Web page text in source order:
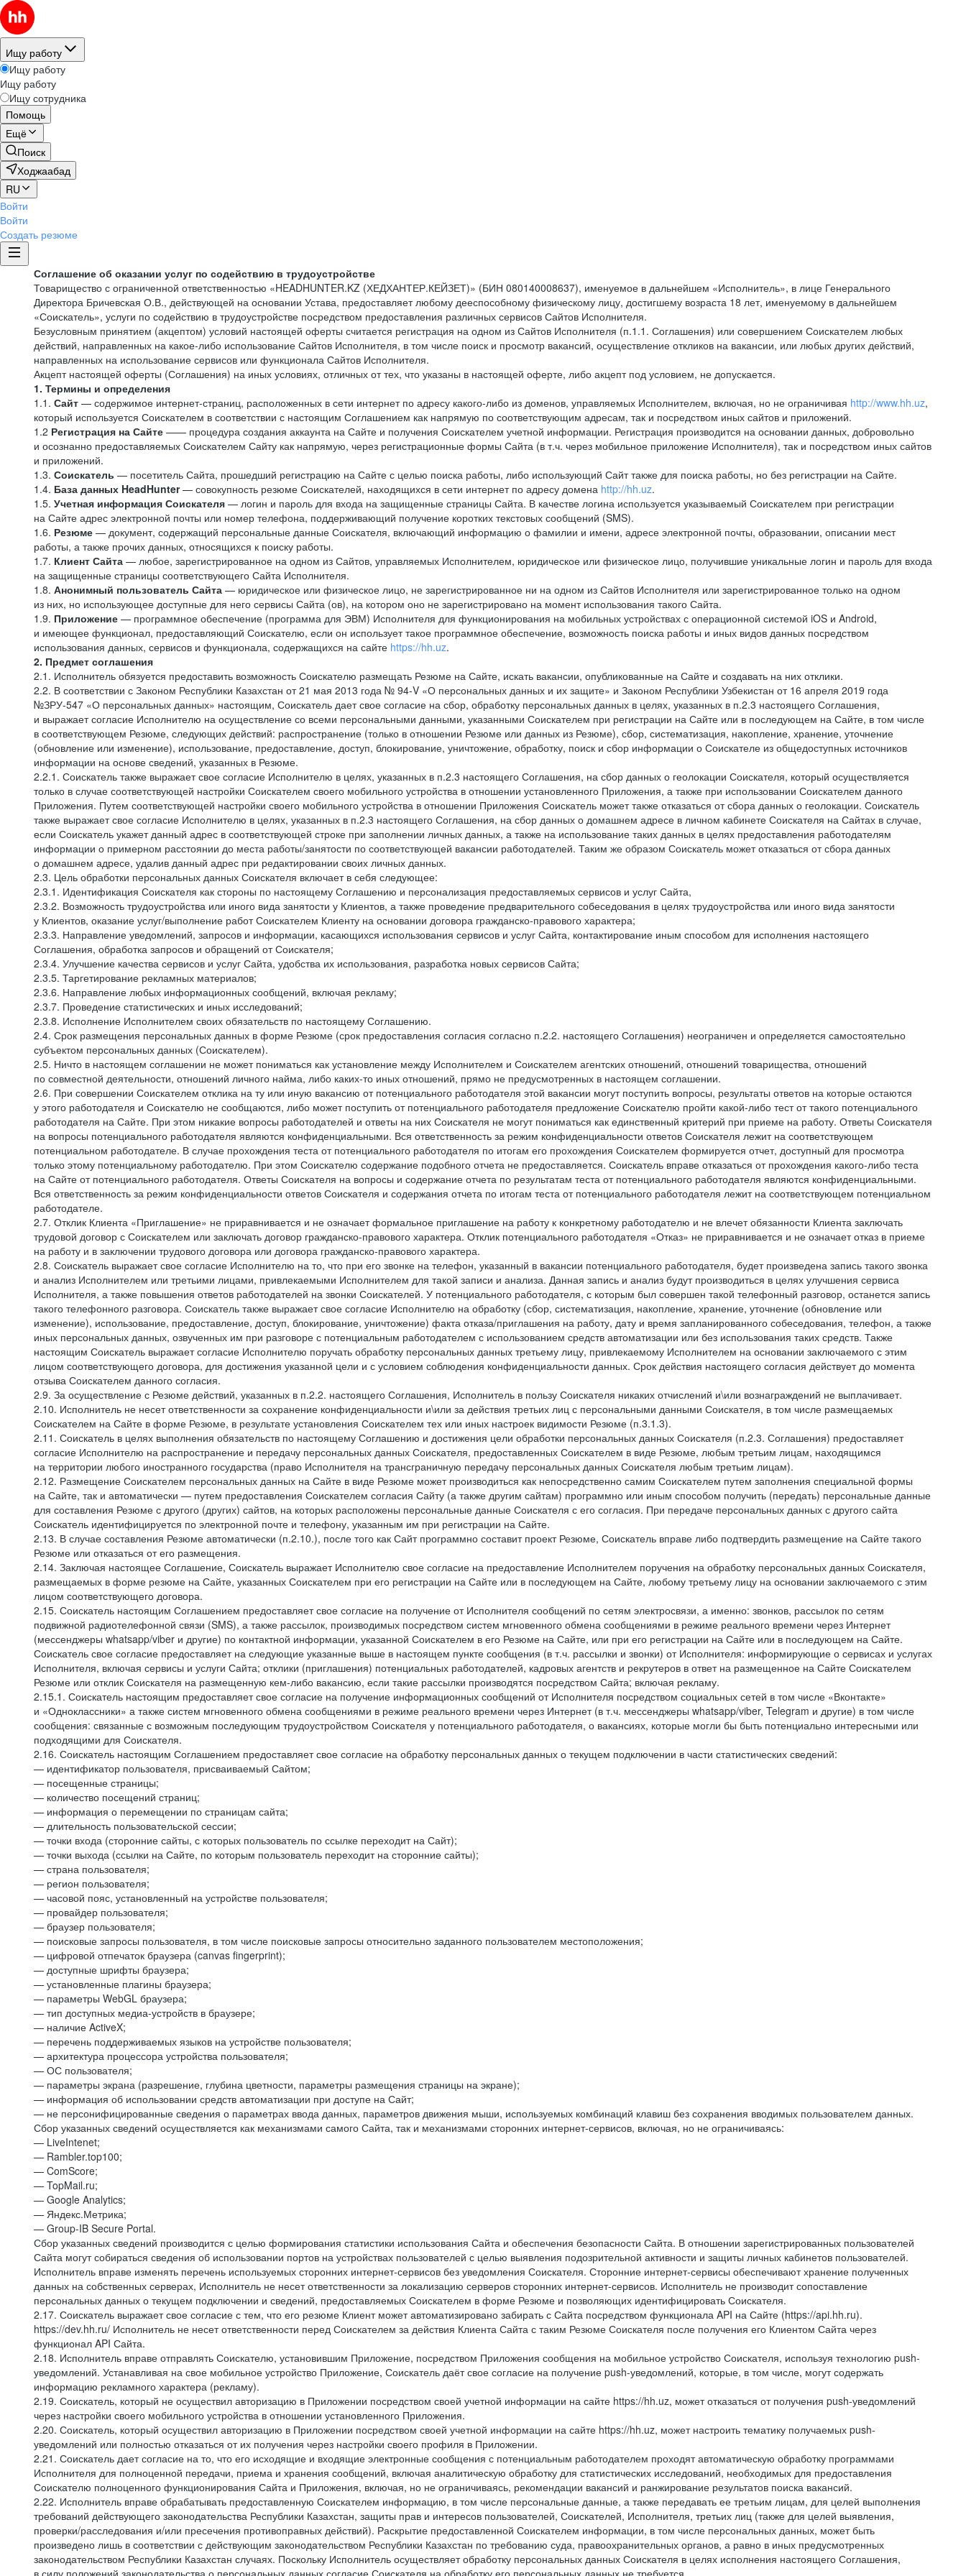
Ищу работу
Ищу работу
Ищу работу
Ищу сотрудника
Помощь
Ещё
Поиск
Ходжаабад
RU
Войти
Войти
Создать резюме
Соглашение об оказании услуг по содействию в трудоустройстве
Товарищество с ограниченной ответственностью «HEADHUNTER.KZ (ХЕДХАНТЕР.КЕЙЗЕТ)» (БИН 080140008637), именуемое в дальнейшем «Исполнитель», в лице Генерального
Директора Бричевская О.В., действующей на основании Устава, предоставляет любому дееспособному физическому лицу, достигшему возраста 18 лет, именуемому в дальнейшем
«Соискатель», услуги по содействию в трудоустройстве посредством предоставления различных сервисов Сайтов Исполнителя.
Безусловным принятием (акцептом) условий настоящей оферты считается регистрация на одном из Сайтов Исполнителя (п.1.1. Соглашения) или совершением Соискателем любых
действий, направленных на какое-либо использование Сайтов Исполнителя, в том числе поиск и просмотр вакансий, осуществление откликов на вакансии, или любых других действий,
направленных на использование сервисов или функционала Сайтов Исполнителя.
Акцепт настоящей оферты (Соглашения) на иных условиях, отличных от тех, что указаны в настоящей оферте, либо акцепт под условием, не допускается.
1. Термины и определения
1.1. Сайт — содержимое интернет-страниц, расположенных в сети интернет по адресу какого-либо из доменов, управляемых Исполнителем, включая, но не ограничивая http://www.hh.uz,
который используется Соискателем в соответствии с настоящим Соглашением как напрямую по соответствующим адресам, так и посредством иных сайтов и приложений.
1.2 Регистрация на Сайте —— процедура создания аккаунта на Сайте и получения Соискателем учетной информации. Регистрация производится на основании данных, добровольно
и осознанно предоставляемых Соискателем Сайту как напрямую, через регистрационные формы Сайта (в т.ч. через мобильное приложение Исполнителя), так и посредством иных сайтов
и приложений.
1.3. Соискатель — посетитель Сайта, прошедший регистрацию на Сайте с целью поиска работы, либо использующий Сайт также для поиска работы, но без регистрации на Сайте.
1.4. База данных HeadHunter— совокупность резюме Соискателей, находящихся в сети интернет по адресу домена http://hh.uz.
1.5. Учетная информация Соискателя — логин и пароль для входа на защищенные страницы Сайта. В качестве логина используется указываемый Соискателем при регистрации
на Сайте адрес электронной почты или номер телефона, поддерживающий получение коротких текстовых сообщений (SMS).
1.6. Резюме — документ, содержащий персональные данные Соискателя, включающий информацию о фамилии и имени, адресе электронной почты, образовании, описании мест
работы, а также прочих данных, относящихся к поиску работы.
1.7. Клиент Сайта — любое, зарегистрированное на одном из Сайтов, управляемых Исполнителем, юридическое или физическое лицо, получившие уникальные логин и пароль для входа
на защищенные страницы соответствующего Сайта Исполнителя.
1.8. Анонимный пользователь Сайта — юридическое или физическое лицо, не зарегистрированное ни на одном из Сайтов Исполнителя или зарегистрированное только на одном
из них, но использующее доступные для него сервисы Сайта (ов), на котором оно не зарегистрировано на момент использования такого Сайта.
1.9. Приложение — программное обеспечение (программа для ЭВМ) Исполнителя для функционирования на мобильных устройствах с операционной системой iOS и Android,
и имеющее функционал, предоставляющий Соискателю, если он использует такое программное обеспечение, возможность поиска работы и иных видов данных посредством
использования данных, сервисов и функционала, содержащихся на сайте https://hh.uz.
2. Предмет соглашения
2.1. Исполнитель обязуется предоставить возможность Соискателю размещать Резюме на Сайте, искать вакансии, опубликованные на Сайте и создавать на них отклики.
2.2. В соответствии с Законом Республики Казахстан от 21 мая 2013 года № 94-V «О персональных данных и их защите» и Законом Республики Узбекистан от 16 апреля 2019 года
№ЗРУ-547 «О персональных данных» настоящим, Соискатель дает свое согласие на сбор, обработку персональных данных в целях, указанных в п.2.3 настоящего Соглашения,
и выражает согласие Исполнителю на осуществление со всеми персональными данными, указанными Соискателем при регистрации на Сайте или в последующем на Сайте, в том числе
в соответствующем Резюме, следующих действий: распространение (только в отношении Резюме или данных из Резюме), сбор, систематизация, накопление, хранение, уточнение
(обновление или изменение), использование, предоставление, доступ, блокирование, уничтожение, обработку, поиск и сбор информации о Соискателе из общедоступных источников
информации на основе сведений, указанных в Резюме.
2.2.1. Соискатель также выражает свое согласие Исполнителю в целях, указанных в п.2.3 настоящего Соглашения, на сбор данных о геолокации Соискателя, который осуществляется
только в случае соответствующей настройки Соискателем своего мобильного устройства в отношении установленного Приложения, а также при использовании Соискателем данного
Приложения. Путем соответствующей настройки своего мобильного устройства в отношении Приложения Соискатель может также отказаться от сбора данных о геолокации. Соискатель
также выражает свое согласие Исполнителю в целях, указанных в п.2.3 настоящего Соглашения, на сбор данных о домашнем адресе в личном кабинете Соискателя на Сайтах в случае,
если Соискатель укажет данный адрес в соответствующей строке при заполнении личных данных, а также на использование таких данных в целях предоставления работодателям
информации о примерном расстоянии до места работы/занятости по соответствующей вакансии работодателей. Таким же образом Соискатель может отказаться от сбора данных
о домашнем адресе, удалив данный адрес при редактировании своих личных данных.
2.3. Цель обработки персональных данных Соискателя включает в себя следующее:
2.3.1. Идентификация Соискателя как стороны по настоящему Соглашению и персонализация предоставляемых сервисов и услуг Сайта,
2.3.2. Возможность трудоустройства или иного вида занятости у Клиентов, а также проведение предварительного собеседования в целях трудоустройства или иного вида занятости
у Клиентов, оказание услуг/выполнение работ Соискателем Клиенту на основании договора гражданско-правового характера;
2.3.3. Направление уведомлений, запросов и информации, касающихся использования сервисов и услуг Сайта, контактирование иным способом для исполнения настоящего
Соглашения, обработка запросов и обращений от Соискателя;
2.3.4. Улучшение качества сервисов и услуг Сайта, удобства их использования, разработка новых сервисов Сайта;
2.3.5. Таргетирование рекламных материалов;
2.3.6. Направление любых информационных сообщений, включая рекламу;
2.3.7. Проведение статистических и иных исследований;
2.3.8. Исполнение Исполнителем своих обязательств по настоящему Соглашению.
2.4. Срок размещения персональных данных в форме Резюме (срок предоставления согласия согласно п.2.2. настоящего Соглашения) неограничен и определяется самостоятельно
субъектом персональных данных (Соискателем).
2.5. Ничто в настоящем соглашении не может пониматься как установление между Исполнителем и Соискателем агентских отношений, отношений товарищества, отношений
по совместной деятельности, отношений личного найма, либо каких-то иных отношений, прямо не предусмотренных в настоящем соглашении.
2.6. При совершении Соискателем отклика на ту или иную вакансию от потенциального работодателя этой вакансии могут поступить вопросы, результаты ответов на которые остаются
у этого работодателя и Соискателю не сообщаются, либо может поступить от потенциального работодателя предложение Соискателю пройти какой-либо тест от такого потенциального
работодателя на Сайте. При этом никакие вопросы работодателей и ответы на них Соискателя не могут пониматься как единственный критерий при приеме на работу. Ответы Соискателя
на вопросы потенциального работодателя являются конфиденциальными. Вся ответственность за режим конфиденциальности ответов Соискателя лежит на соответствующем
потенциальном работодателе. В случае прохождения теста от потенциального работодателя по итогам его прохождения Соискателем формируется отчет, доступный для просмотра
только этому потенциальному работодателю. При этом Соискателю содержание подобного отчета не предоставляется. Соискатель вправе отказаться от прохождения какого-либо теста
на Сайте от потенциального работодателя. Ответы Соискателя на вопросы и содержание отчета по результатам теста от потенциального работодателя являются конфиденциальными.
Вся ответственность за режим конфиденциальности ответов Соискателя и содержания отчета по итогам теста от потенциального работодателя лежит на соответствующем потенциальном
работодателе.
2.7. Отклик Клиента «Приглашение» не приравнивается и не означает формальное приглашение на работу к конкретному работодателю и не влечет обязанности Клиента заключать
трудовой договор с Соискателем или заключать договор гражданско-правового характера. Отклик потенциального работодателя «Отказ» не приравнивается и не означает отказ в приеме
на работу и в заключении трудового договора или договора гражданско-правового характера.
2.8. Соискатель выражает свое согласие Исполнителю на то, что при его звонке на телефон, указанный в вакансии потенциального работодателя, будет произведена запись такого звонка
и анализ Исполнителем или третьими лицами, привлекаемыми Исполнителем для такой записи и анализа. Данная запись и анализ будут производиться в целях улучшения сервиса
Исполнителя, а также повышения ответов работодателей на звонки Соискателей. У потенциального работодателя, с которым был совершен такой телефонный разговор, останется запись
такого телефонного разговора. Соискатель также выражает свое согласие Исполнителю на обработку (сбор, систематизация, накопление, хранение, уточнение (обновление или
изменение), использование, предоставление, доступ, блокирование, уничтожение) факта отказа/приглашения на работу, дату и время запланированного собеседования, телефон, а также
иных персональных данных, озвученных им при разговоре с потенциальным работодателем с использованием средств автоматизации или без использования таких средств. Также
настоящим Соискатель выражает согласие Исполнителю поручать обработку персональных данных третьему лицу, привлекаемому Исполнителем на основании заключаемого с этим
лицом соответствующего договора, для достижения указанной цели и с условием соблюдения конфиденциальности данных. Срок действия настоящего согласия действует до момента
отзыва Соискателем данного согласия.
2.9. За осуществление с Резюме действий, указанных в п.2.2. настоящего Соглашения, Исполнитель в пользу Соискателя никаких отчислений и\или вознаграждений не выплачивает.
2.10. Исполнитель не несет ответственности за сохранение конфиденциальности и\или за действия третьих лиц с персональными данными Соискателя, в том числе размещаемых
Соискателем на Сайте в форме Резюме, в результате установления Соискателем тех или иных настроек видимости Резюме (п.3.1.3).
2.11. Соискатель в целях выполнения обязательств по настоящему Соглашению и достижения цели обработки персональных данных Соискателя (п.2.3. Соглашения) предоставляет
согласие Исполнителю на распространение и передачу персональных данных Соискателя, предоставленных Соискателем в виде Резюме, любым третьим лицам, находящимся
на территории любого иностранного государства (право Исполнителя на трансграничную передачу персональных данных Соискателя любым третьим лицам).
2.12. Размещение Соискателем персональных данных на Сайте в виде Резюме может производиться как непосредственно самим Соискателем путем заполнения специальной формы
на Сайте, так и автоматически — путем предоставления Соискателем согласия Сайту (а также другим сайтам) программно или иным способом получить (передать) персональные данные
для составления Резюме с другого (других) сайтов, на которых расположены персональные данные Соискателя с его согласия. При передаче персональных данных с другого сайта
Соискатель идентифицируется по электронной почте и телефону, указанным им при регистрации на Сайте.
2.13. В случае составления Резюме автоматически (п.2.10.), после того как Сайт программно составит проект Резюме, Соискатель вправе либо подтвердить размещение на Сайте такого
Резюме или отказаться от его размещения.
2.14. Заключая настоящее Соглашение, Соискатель выражает Исполнителю свое согласие на предоставление Исполнителем поручения на обработку персональных данных Соискателя,
размещаемых в форме резюме на Сайте, указанных Соискателем при его регистрации на Сайте или в последующем на Сайте, любому третьему лицу на основании заключаемого с этим
лицом соответствующего договора.
2.15. Соискатель настоящим Соглашением предоставляет свое согласие на получение от Исполнителя сообщений по сетям электросвязи, а именно: звонков, рассылок по сетям
подвижной радиотелефонной связи (SMS), а также рассылок, производимых посредством систем мгновенного обмена сообщениями в режиме реального времени через Интернет
(мессенджеры whatsapp/viber и другие) по контактной информации, указанной Соискателем в его Резюме на Сайте, или при его регистрации на Сайте или в последующем на Сайте.
Соискатель свое согласие предоставляет на следующие указанные выше в настоящем пункте сообщения (в т.ч. рассылки и звонки) от Исполнителя: информирующие о сервисах и услугах
Исполнителя, включая сервисы и услуги Сайта; отклики (приглашения) потенциальных работодателей, кадровых агентств и рекрутеров в ответ на размещенное на Сайте Соискателем
Резюме или отклик Соискателя на размещенную кем-либо вакансию, если такие рассылки производятся посредством Сайта; включая рекламу.
2.15.1. Соискатель настоящим предоставляет свое согласие на получение информационных сообщений от Исполнителя посредством социальных сетей в том числе «Вконтакте»
и «Одноклассники» а также систем мгновенного обмена сообщениями в режиме реального времени через Интернет (в т.ч. мессенджеры whatsapp/viber, Telegram и другие) в том числе
сообщения: связанные с возможным последующим трудоустройством Соискателя у потенциального работодателя, о вакансиях, которые могли бы быть потенциально интересными или
подходящими для Соискателя.
2.16. Соискатель настоящим Соглашением предоставляет свое согласие на обработку персональных данных о текущем подключении в части статистических сведений:
— идентификатор пользователя, присваиваемый Сайтом;
— посещенные страницы;
— количество посещений страниц;
— информация о перемещении по страницам сайта;
— длительность пользовательской сессии;
— точки входа (сторонние сайты, с которых пользователь по ссылке переходит на Сайт);
— точки выхода (ссылки на Сайте, по которым пользователь переходит на сторонние сайты);
— страна пользователя;
— регион пользователя;
— часовой пояс, установленный на устройстве пользователя;
— провайдер пользователя;
— браузер пользователя;
— поисковые запросы пользователя, в том числе поисковые запросы относительно заданного пользователем местоположения;
— цифровой отпечаток браузера (canvas fingerprint);
— доступные шрифты браузера;
— установленные плагины браузера;
— параметры WebGL браузера;
— тип доступных медиа-устройств в браузере;
— наличие ActiveX;
— перечень поддерживаемых языков на устройстве пользователя;
— архитектура процессора устройства пользователя;
— ОС пользователя;
— параметры экрана (разрешение, глубина цветности, параметры размещения страницы на экране);
— информация об использовании средств автоматизации при доступе на Сайт;
— не персонифицированные сведения о параметрах ввода данных, параметров движения мыши, используемых комбинаций клавиш без сохранения вводимых пользователем данных.
Сбор указанных сведений осуществляется как механизмами самого Сайта, так и механизмами сторонних интернет-сервисов, включая, но не ограничиваясь:
— LiveIntenet;
— Rambler.top100;
— ComScore;
— TopMail.ru;
— Google Analytics;
— Яндекс.Метрика;
— Group-IB Secure Portal.
Сбор указанных сведений производится с целью формирования статистики использования Сайта и обеспечения безопасности Сайта. В отношении зарегистрированных пользователей
Сайта могут собираться сведения об использовании портов на устройствах пользователей с целью выявления подозрительной активности и защиты личных кабинетов пользователей.
Исполнитель вправе изменять перечень используемых сторонних интернет-сервисов без уведомления Соискателя. Сторонние интернет-сервисы обеспечивают хранение полученных
данных на собственных серверах, Исполнитель не несет ответственности за локализацию серверов сторонних интернет-сервисов. Исполнитель не производит сопоставление
персональных данных о текущем подключении и сведений, предоставляемых Соискателем в форме Резюме и позволяющих идентифицировать Соискателя.
2.17. Соискатель выражает свое согласие с тем, что его резюме Клиент может автоматизировано забирать с Сайта посредством функционала API на Сайте (https://api.hh.ru).
https://dev.hh.ru/ Исполнитель не несет ответственности перед Соискателем за действия Клиента Сайта с таким Резюме Соискателя после получения его Клиентом Сайта через
функционал API Сайта.
2.18. Исполнитель вправе отправлять Соискателю, установившим Приложение, посредством Приложения сообщения на мобильное устройство Соискателя, используя технологию push-
уведомлений. Устанавливая на свое мобильное устройство Приложение, Соискатель даёт свое согласие на получение push-уведомлений, которые, в том числе, могут содержать
информацию рекламного характера (рекламу).
2.19. Соискатель, который не осуществил авторизацию в Приложении посредством своей учетной информации на сайте https://hh.uz, может отказаться от получения push-уведомлений
через настройки своего мобильного устройства в отношении установленного Приложения.
2.20. Соискатель, который осуществил авторизацию в Приложении посредством своей учетной информации на сайте https://hh.uz, может настроить тематику получаемых push-
уведомлений или полностью отказаться от их получения через настройки своего профиля в Приложении.
2.21. Соискатель дает согласие на то, что его исходящие и входящие электронные сообщения с потенциальным работодателем проходят автоматическую обработку программами
Исполнителя для полноценной передачи, приема и хранения сообщений, включая аналитическую обработку для статистических исследований, необходимых для предоставления
Соискателю полноценного функционирования Сайта и Приложения, включая, но не ограничиваясь, рекомендации вакансий и ранжирование результатов поиска вакансий.
2.22. Исполнитель вправе обрабатывать предоставленную Соискателем информацию, в том числе персональные данные, а также передавать ее третьим лицам, для целей выполнения
требований действующего законодательства Республики Казахстан, защиты прав и интересов пользователей, Соискателей, Исполнителя, третьих лиц (также для целей выявления,
проверки/расследования и/или пресечения противоправных действий). Раскрытие предоставленной Соискателем информации, в том числе персональных данных, может быть
произведено лишь в соответствии с действующим законодательством Республики Казахстан по требованию суда, правоохранительных органов, а равно в иных предусмотренных
законодательством Республики Казахстан случаях. Поскольку Исполнитель осуществляет обработку персональных данных Соискателя в целях исполнения настоящего Соглашения,
в силу положений законодательства о персональных данных согласие Соискателя на обработку его персональных данных не требуется.